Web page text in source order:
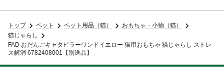
トップ ペット ペット用品（猫）
おもちゃ・小物（猫）
猫じゃらし
FAD おだんごキャタピラーワンドイエロー 猫用おもちゃ 猫じゃらし ストレ
ス解消 6782408001【別送品】